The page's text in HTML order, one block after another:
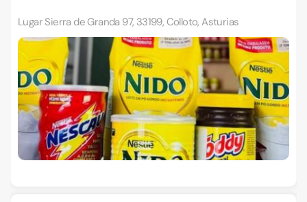
Lugar Sierra de Granda 97, 33199, Colloto, Asturias